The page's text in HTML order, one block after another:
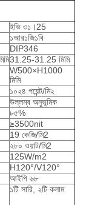
ইভি ৩১।25
১আর১জি১বি
DIP346
31.25-31.25 মিমি
W500×H1000
মিমি
১০২৪ পয়েন্ট/মি২
উল্লম্ব অনুভূমিক
৮৫%
≥3500nit
19 কেজি/মি2
২৮০ ওয়াট/মি2
125W/m2
H120°/V120°
আইপি ৬৮
১টি সারি, ২টি কলাম